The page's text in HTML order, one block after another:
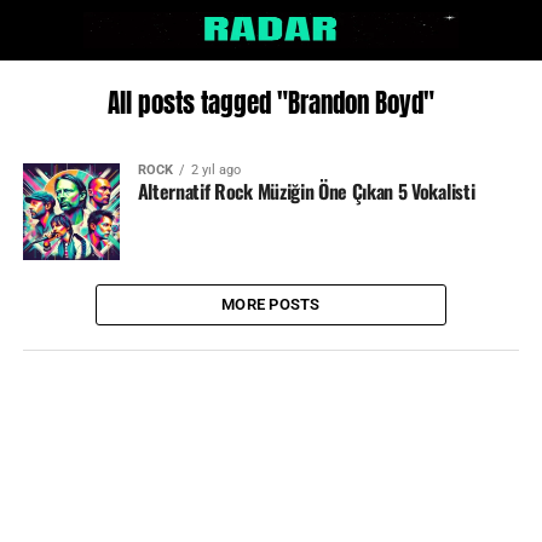
All posts tagged "Brandon Boyd"
ROCK 2 yıl ago
Alternatif Rock Müziğin Öne Çıkan 5 Vokalisti
MORE POSTS